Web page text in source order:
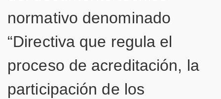
normativo denominado
“Directiva que regula el
proceso de acreditación, la
participación de los